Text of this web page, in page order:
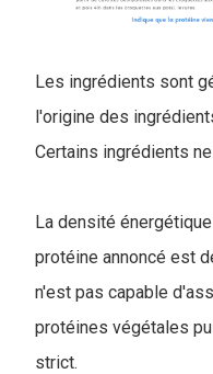
Les ingrédients sont
l'origine des
Certains ingrédients
La densité
protéine annoncé est
n'est pas capable
protéines végétales
strict.